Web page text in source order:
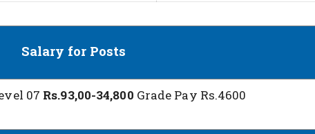
Salary for Posts
07 Rs.93,00-34,800 Grade Pay Rs.4600